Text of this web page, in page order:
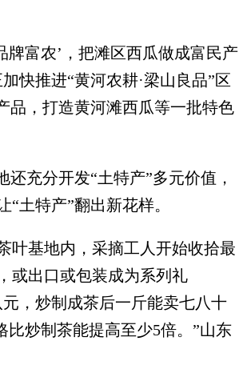
富农’，把滩区西瓜做成富民产
快推进“黄河农耕·梁山良品”区
品，打造黄河滩西瓜等一批特色
充分开发“土特产”多元价值，
土特产”翻出新花样。
基地内，采摘工人开始收拾最
或出口或包装成为系列礼
，炒制成茶后一斤能卖七八十
比炒制茶能提高至少5倍。”山东